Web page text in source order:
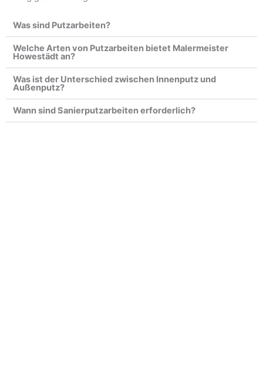
Was sind Putzarbeiten?
Welche Arten von Putzarbeiten bietet Malermeister
Howestädt an?
Was ist der Unterschied zwischen Innenputz und
Außenputz?
Wann sind Sanierputzarbeiten erforderlich?